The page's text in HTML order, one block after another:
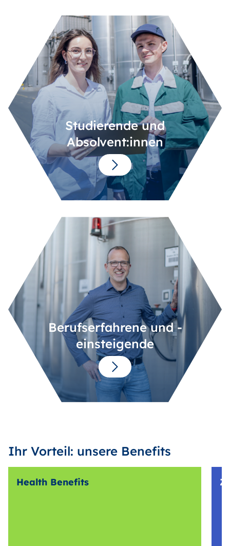
Studierende und
Absolvent:innen
Berufserfahrene und -
einsteigende
Ihr Vorteil: unsere Benefits
Health Benefits